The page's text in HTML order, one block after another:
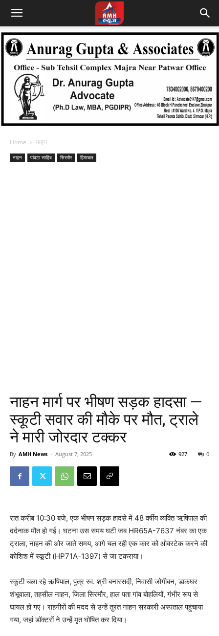
Home नाहन
नाहन पांवटा साहिब सिरमौर हिमाचल
नाहन मार्ग पर भीषण सड़क हादसा —
स्कूटी सवार की मौके पर मौत, ट्राले
ने मारी जोरदार टक्कर
By AMH News - August 7, 2025 0
927
रात करीब 10:30 बजे, एक भीषण सड़क हादसे में 48 वर्षीय व्यक्ति ऋषिपाल की
दर्दनाक मौत हो गई। घटना उस समय घटी जब HR65A-7637 नंबर का एक
ट्राला, नाहन की ओर जाते समय, आगे चल रही एक कार को ओवरटेक करने की
कोशिश में स्कूटी (HP71A-1397) से जा टकराया।
स्कूटी चला रहे ऋषिपाल, पुत्र स्व. श्री बनारसदी, निवासी जोगीबन, डाकघर
शंभूवाला, तहसील नाहन, जिला सिरमौर, हाल पता गांव बोहलियों, गंभीर रूप से
घायल हो गए। राहगीरों की मदद से उन्हें तुरंत नाहन सरकारी अस्पताल पहुंचाया
गया, जहां डॉक्टरों ने उन्हें मृत घोषित कर दिया।